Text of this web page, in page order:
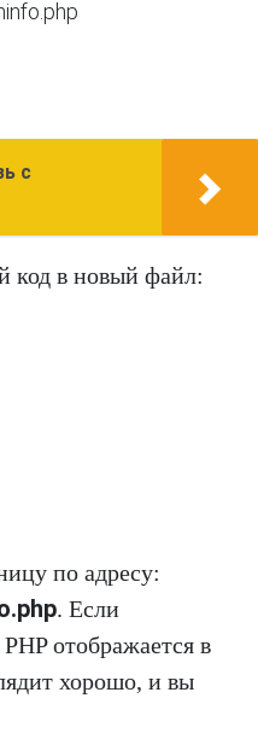
с
код в новый файл:
по адресу:
. Если
отображается в
хорошо, и вы